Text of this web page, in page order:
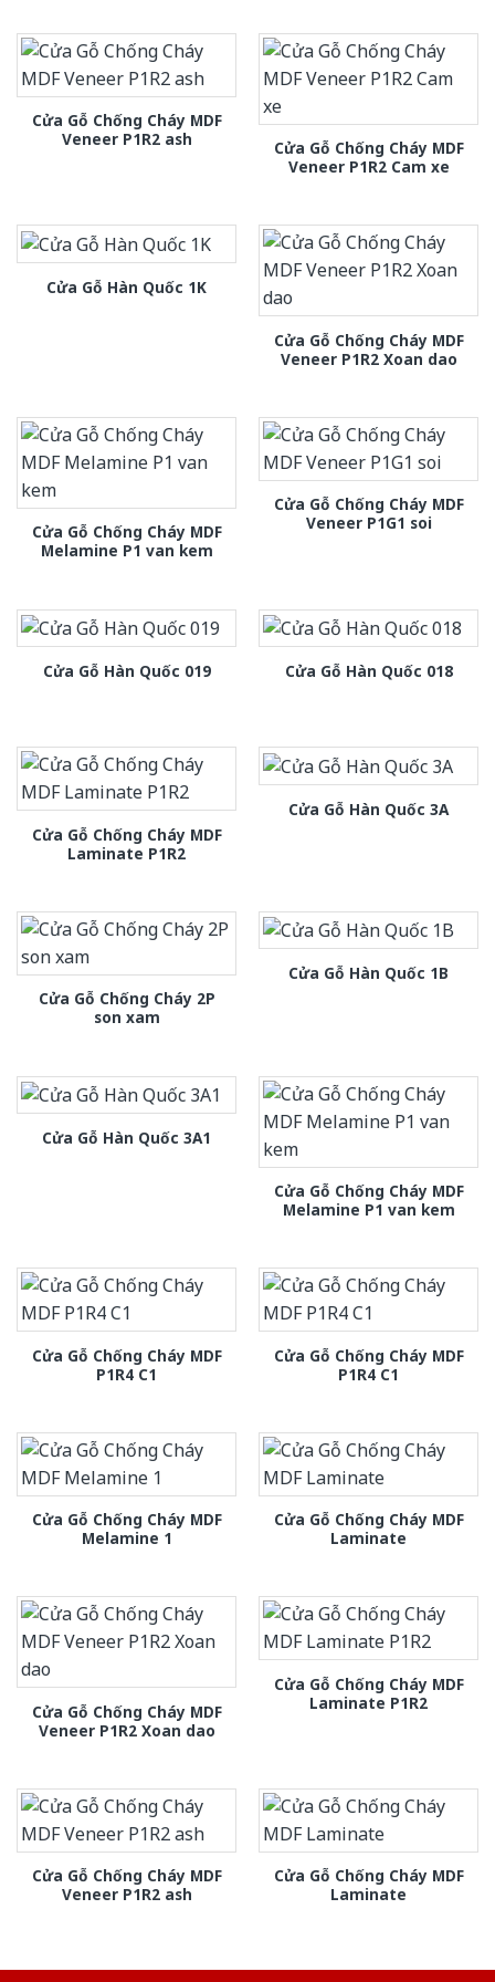
Cửa Gỗ Chống Cháy MDF
Veneer P1R2 ash
Cửa Gỗ Chống Cháy MDF
Veneer P1R2 Cam xe
Cửa Gỗ Hàn Quốc 1K
Cửa Gỗ Chống Cháy MDF
Veneer P1R2 Xoan dao
Cửa Gỗ Chống Cháy MDF
Melamine P1 van kem
Cửa Gỗ Chống Cháy MDF
Veneer P1G1 soi
Cửa Gỗ Hàn Quốc 019 Cửa Gỗ Hàn Quốc 018
Cửa Gỗ Chống Cháy MDF
Laminate P1R2
Cửa Gỗ Hàn Quốc 3A
Cửa Gỗ Chống Cháy 2P
son xam
Cửa Gỗ Hàn Quốc 1B
Cửa Gỗ Hàn Quốc 3A1
Cửa Gỗ Chống Cháy MDF
Melamine P1 van kem
Cửa Gỗ Chống Cháy MDF
P1R4 C1
Cửa Gỗ Chống Cháy MDF
P1R4 C1
Cửa Gỗ Chống Cháy MDF
Melamine 1
Cửa Gỗ Chống Cháy MDF
Laminate
Cửa Gỗ Chống Cháy MDF
Veneer P1R2 Xoan dao
Cửa Gỗ Chống Cháy MDF
Laminate P1R2
Cửa Gỗ Chống Cháy MDF
Veneer P1R2 ash
Cửa Gỗ Chống Cháy MDF
Laminate